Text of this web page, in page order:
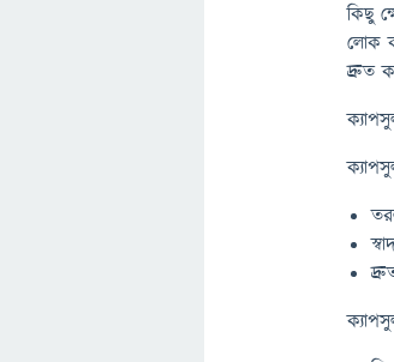
কিছু
লোক
দ্রুত